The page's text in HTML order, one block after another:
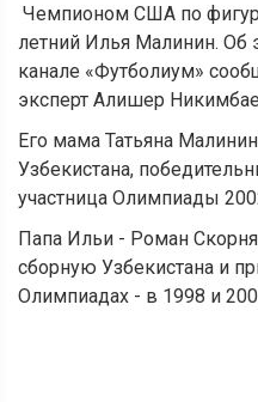
Чемпионом США по
летний Илья Малинин. Об
канале «Футболиум»
эксперт Алишер
Его мама Татьяна
Узбекистана,
участница Олимпиады
Папа Ильи - Роман
сборную Узбекистана и
Олимпиадах - в 1998 и